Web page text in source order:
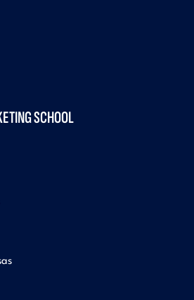
SCHOOL